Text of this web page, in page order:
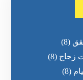
(8)
زجاج (8)
(8)